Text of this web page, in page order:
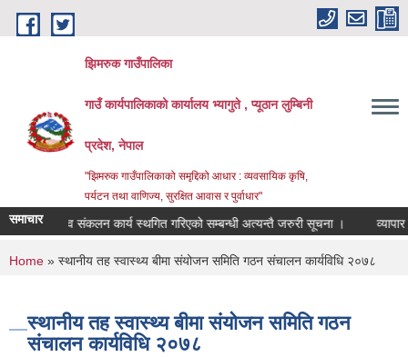
Skip to main content
झिमरुक गाउँपालिका
गाउँ कार्यपालिकाको कार्यालय भ्यागुते , प्यूठान लुम्बिनी
प्रदेश, नेपाल
"झिमरुक गाउँपालिकाको समृद्दिको आधार : व्यवसायिक कृषि,
पर्यटन तथा वाणिज्य, सुरक्षित आवास र पुर्वाधार"
समाचारराजश्व संकलन कार्य स्थगित गरिएको सम्बन्धी अत्यन्तै जरुरी सूचना । व्यापार
You are here
Home » स्थानीय तह स्वास्थ्य बीमा संयोजन समिति गठन संचालन कार्यविधि २०७८
स्थानीय तह स्वास्थ्य बीमा संयोजन समिति गठन
संचालन कार्यविधि २०७८